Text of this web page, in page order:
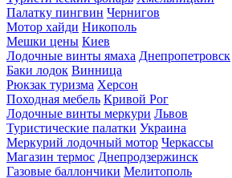
Палатку пингвин Чернигов
Мотор хайди Никополь
Мешки цены Киев
Лодочные винты ямаха Днепропетровск
Баки лодок Винница
Рюкзак туризма Херсон
Походная мебель Кривой Рог
Лодочные винты меркури Львов
Туристические палатки Украина
Меркурий лодочный мотор Черкассы
Магазин термос Днепродзержинск
Газовые баллончики Мелитополь